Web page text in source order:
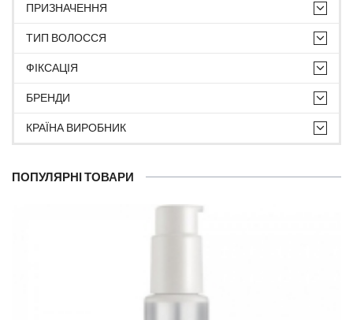
ПРИЗНАЧЕННЯ
ТИП ВОЛОССЯ
ФІКСАЦІЯ
БРЕНДИ
КРАЇНА ВИРОБНИК
ПОПУЛЯРНІ ТОВАРИ